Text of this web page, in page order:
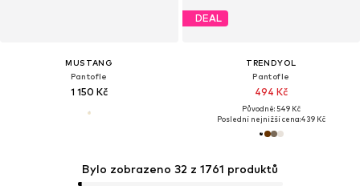
MUSTANG
Pantofle
1 150 Kč
DEAL
TRENDYOL
Pantofle
494 Kč
Původně: 549 Kč
Poslední nejnižší cena:439 Kč
Bylo zobrazeno 32 z 1761 produktů